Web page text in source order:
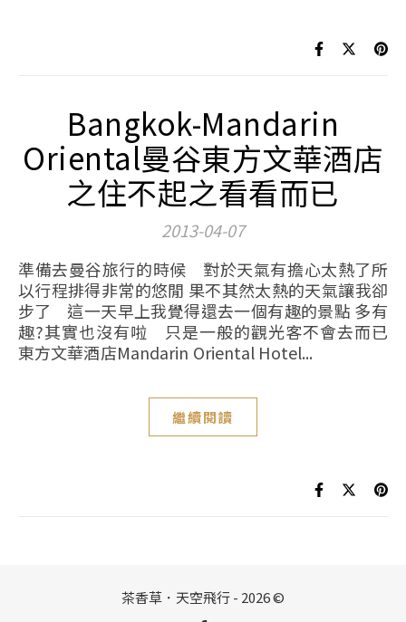
Bangkok-Mandarin
Oriental曼谷東方文華酒店
之住不起之看看而已
2013-04-07
準備去曼谷旅行的時候 對於天氣有擔心太熱了所
以行程排得非常的悠閒 果不其然太熱的天氣讓我卻
步了 這一天早上我覺得還去一個有趣的景點 多有
趣?其實也沒有啦 只是一般的觀光客不會去而已
東方文華酒店Mandarin Oriental Hotel...
繼續閱讀
茶香草．天空飛行 - 2026 ©